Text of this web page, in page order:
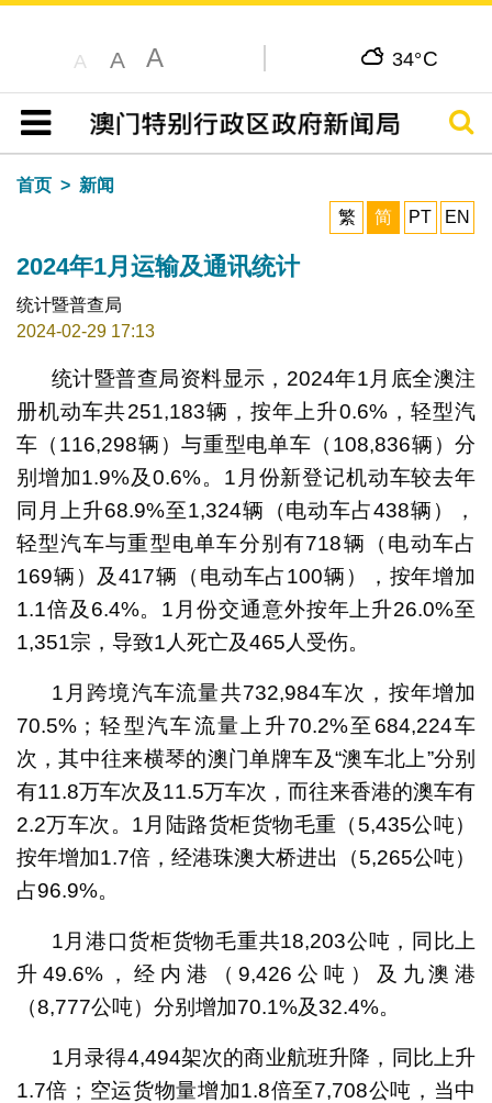
A A A 34°C
目录
搜寻
首页
新闻
繁
简 PT EN
2024年1月运输及通讯统计
统计暨普查局
2024-02-29 17:13
统计暨普查局资料显示，2024年1月底全澳注
册机动车共251,183辆，按年上升0.6%，轻型汽
车（116,298辆）与重型电单车（108,836辆）分
别增加1.9%及0.6%。1月份新登记机动车较去年
同月上升68.9%至1,324辆（电动车占438辆），
轻型汽车与重型电单车分别有718辆（电动车占
169辆）及417辆（电动车占100辆），按年增加
1.1倍及6.4%。1月份交通意外按年上升26.0%至
1,351宗，导致1人死亡及465人受伤。
1月跨境汽车流量共732,984车次，按年增加
70.5%；轻型汽车流量上升70.2%至684,224车
次，其中往来横琴的澳门单牌车及“澳车北上”分别
有11.8万车次及11.5万车次，而往来香港的澳车有
2.2万车次。1月陆路货柜货物毛重（5,435公吨）
按年增加1.7倍，经港珠澳大桥进出（5,265公吨）
占96.9%。
1月港口货柜货物毛重共18,203公吨，同比上
升49.6%，经内港（9,426公吨）及九澳港
（8,777公吨）分别增加70.1%及32.4%。
1月录得4,494架次的商业航班升降，同比上升
1.7倍；空运货物量增加1.8倍至7,708公吨，当中